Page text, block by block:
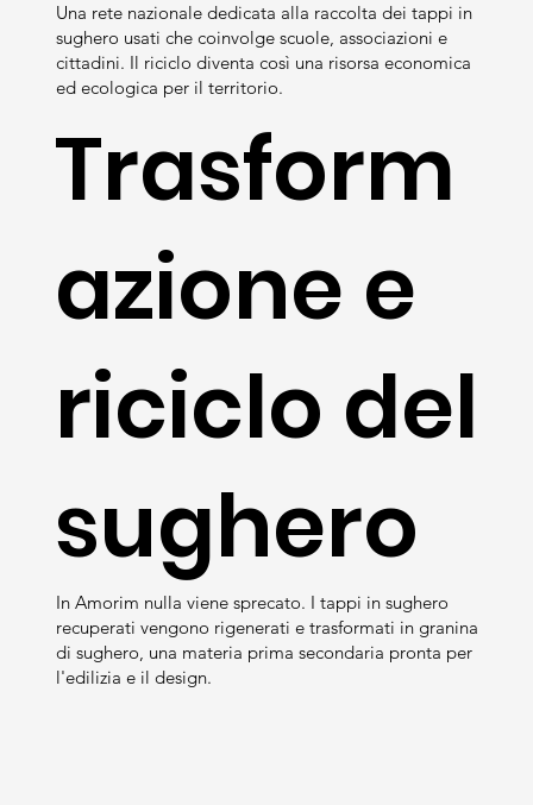
Una rete nazionale dedicata alla raccolta dei tappi in
sughero usati che coinvolge scuole, associazioni e
cittadini. Il riciclo diventa così una risorsa economica
ed ecologica per il territorio.
Trasform
azione e
riciclo del
sughero
In Amorim nulla viene sprecato. I tappi in sughero
recuperati vengono rigenerati e trasformati in granina
di sughero, una materia prima secondaria pronta per
l'edilizia e il design.